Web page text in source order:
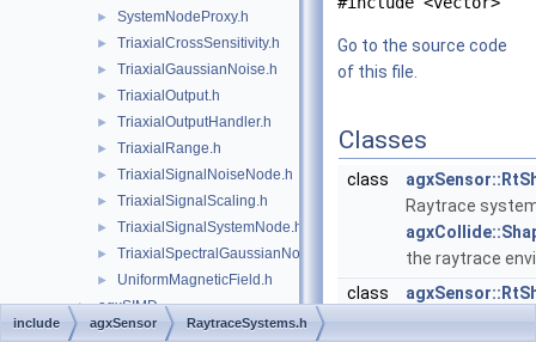
► SystemNodeProxy.h
► TriaxialCrossSensitivity.h
► TriaxialGaussianNoise.h
► TriaxialOutput.h
► TriaxialOutputHandler.h
► TriaxialRange.h
► TriaxialSignalNoiseNode.h
► TriaxialSignalScaling.h
► TriaxialSignalSystemNode.h
► TriaxialSpectralGaussianNoise.h
► UniformMagneticField.h
► agxSIMD
agxStream
Go to the source code
of this file.
Classes
class
Raytrace
the raytrace
class
include agxSensor RaytraceSystems.h